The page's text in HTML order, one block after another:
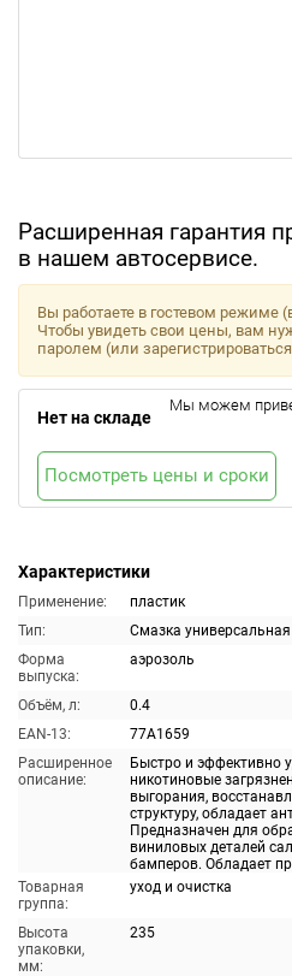
Расширенная гарантия
в нашем автосервисе.
Характеристики
Применение:
пластик
Тип:
Смазка универсальная
Форма
выпуска:
аэрозоль
Объём, л:
0.4
EAN-13:
77A1659
Расширенное
описание:
Быстро и эффективно
никотиновые
выгорания,
структуру, обладает
Предназначен для
виниловых деталей
бамперов. Обладает
Товарная
группа:
уход и очистка
Высота
упаковки,
мм:
235
Вы работаете в гостевом режиме
Чтобы увидеть свои цены, вам
паролем (или
Нет на складе
Мы можем
Посмотреть цены и сроки